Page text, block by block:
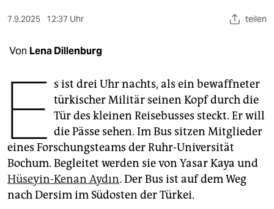
fragen & hilfe
unterstützen
genossenschaft
epaper login
7.9.2025 12:37 Uhr teilen
Von Lena Dillenburg
E s ist drei Uhr nachts, als ein bewaffneter
türkischer Militär seinen Kopf durch die
Tür des kleinen Reisebusses steckt. Er will
die Pässe sehen. Im Bus sitzen Mitglieder
eines Forschungsteams der Ruhr-Universität
Bochum. Begleitet werden sie von Yasar Kaya und
Hüseyin-Kenan Aydın. Der Bus ist auf dem Weg
nach Dersim im Südosten der Türkei.